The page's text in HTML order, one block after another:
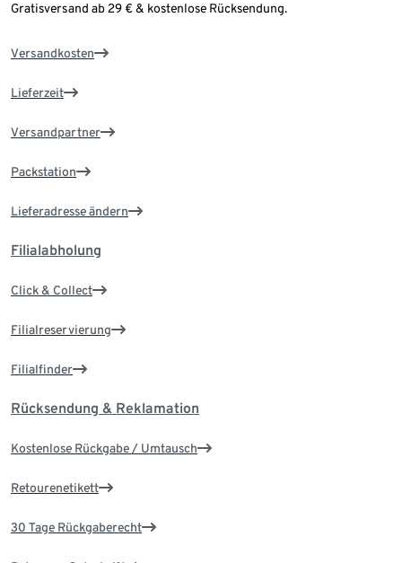
Gratisversand ab 29 € & kostenlose Rücksendung.
Versandkosten
Lieferzeit
Versandpartner
Packstation
Lieferadresse ändern
Filialabholung
Click & Collect
Filialreservierung
Filialfinder
Rücksendung & Reklamation
Kostenlose Rückgabe / Umtausch
Retourenetikett
30 Tage Rückgaberecht